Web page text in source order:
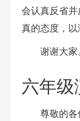
会认真反省
真的态度，以
谢谢大家。
六年
尊敬的各